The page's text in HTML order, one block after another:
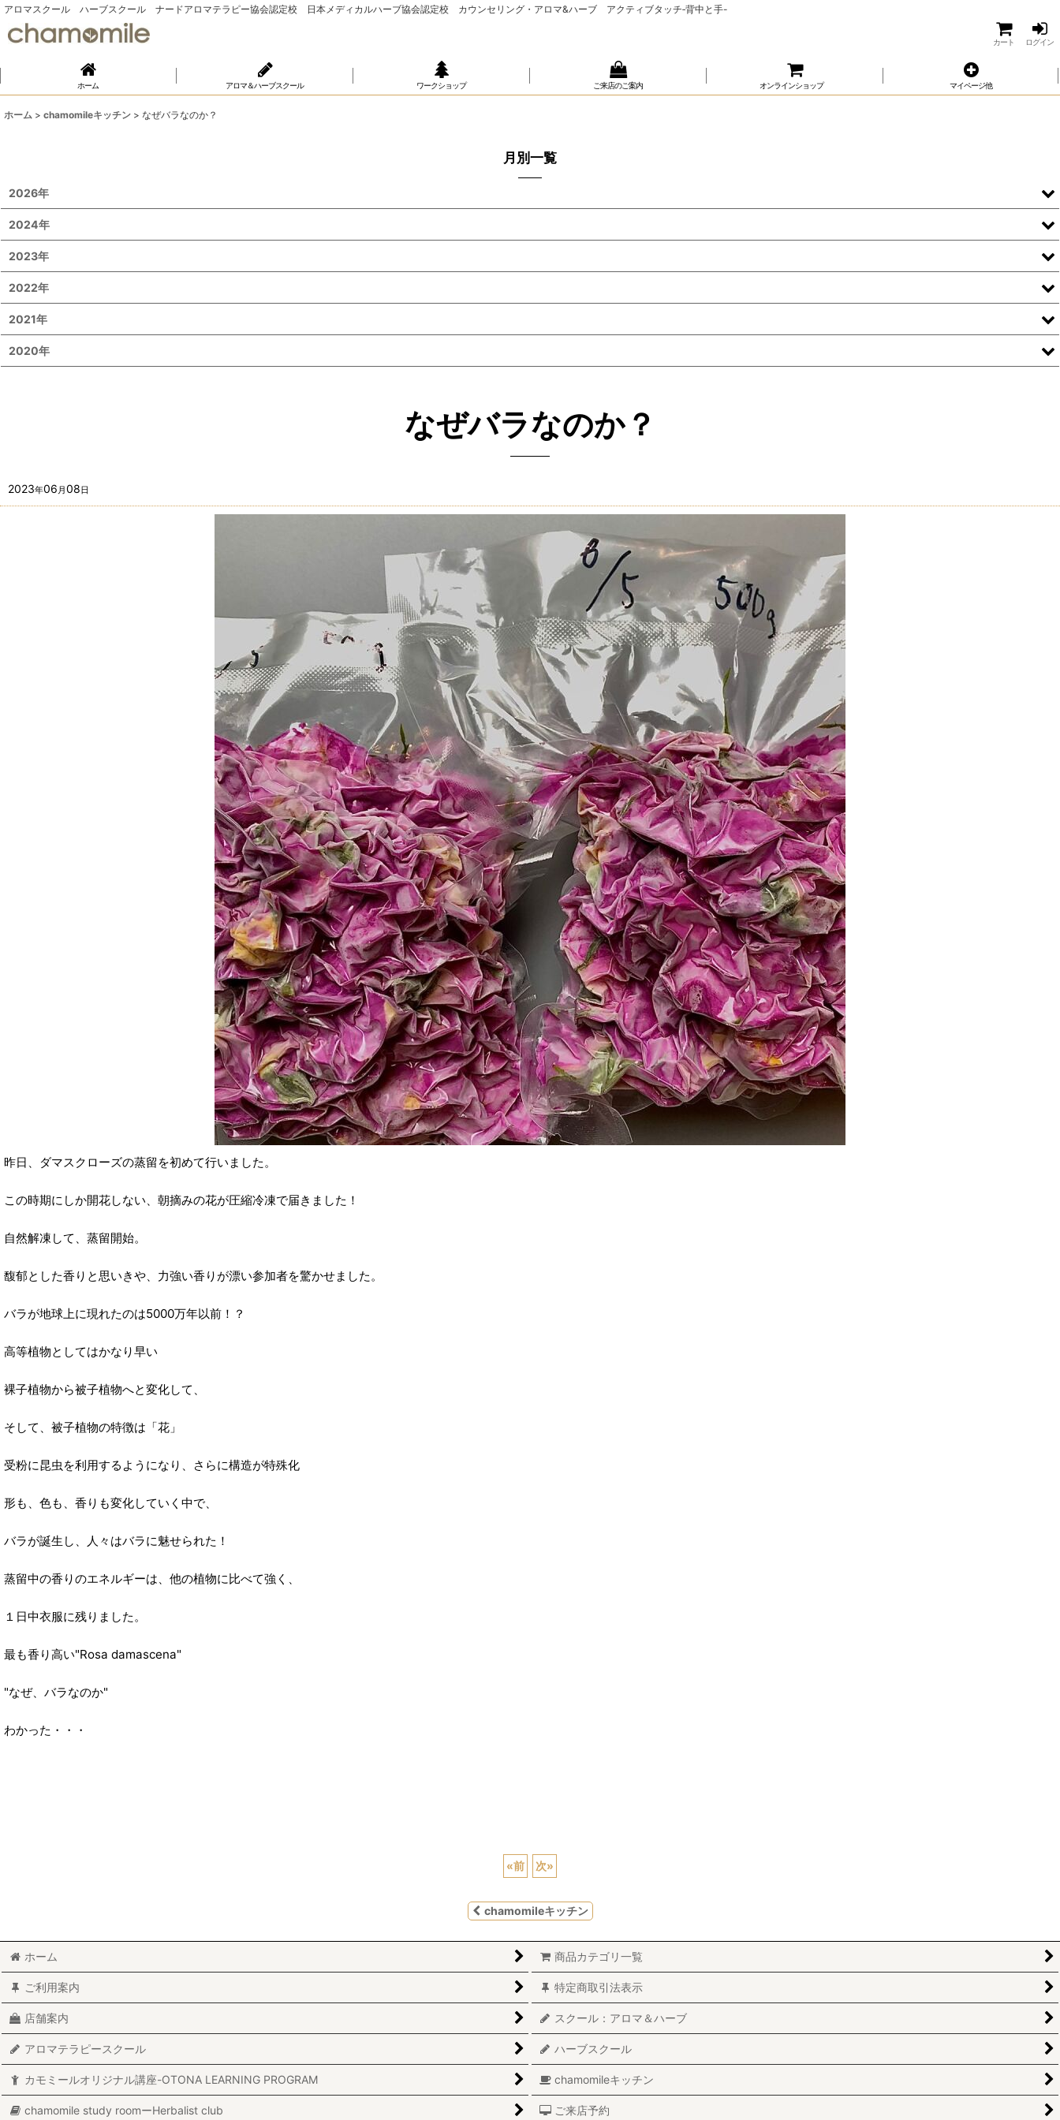
アロマスクール ハーブスクール ナードアロマテラピー協会認定校 日本メディカルハーブ協会認定校 カウンセリング・アロマ&ハーブ アクティブタッチ‐背中と手-
カート ログイン
ホーム アロマ＆ハーブスクール ワークショップ ご来店のご案内 オンラインショップ マイページ他
ホーム > chamomileキッチン > なぜバラなのか？
なぜバラなのか？
2023年06 月08日
昨日、ダマスクローズの蒸留を初めて行いました。
この時期にしか開花しない、朝摘みの花が圧縮冷凍で届きました！
自然解凍して、蒸留開始。
馥郁とした香りと思いきや、力強い香りが漂い参加者を驚かせました。
バラが地球上に現れたのは5000万年以前！？
高等植物としてはかなり早い
裸子植物から被子植物へと変化して、
そして、被子植物の特徴は「花」
受粉に昆虫を利用するようになり、さらに構造が特殊化
形も、色も、香りも変化していく中で、
バラが誕生し、人々はバラに魅せられた！
蒸留中の香りのエネルギーは、他の植物に比べて強く、
１日中衣服に残りました。
最も香り高い"Rosa damascena"
"なぜ、バラなのか"
わかった・・・
«前 次»
chamomileキッチン
月別一覧
2026年
2024年
2023年
2022年
2021年
2020年
ホーム 商品カテゴリ一覧
ご利用案内 特定商取引法表示
店舗案内 スクール：アロマ＆ハーブ
アロマテラピースクール ハーブスクール
カモミールオリジナル講座-OTONA LEARNING PROGRAM chamomileキッチン
chamomile study roomーHerbalist club ご来店予約